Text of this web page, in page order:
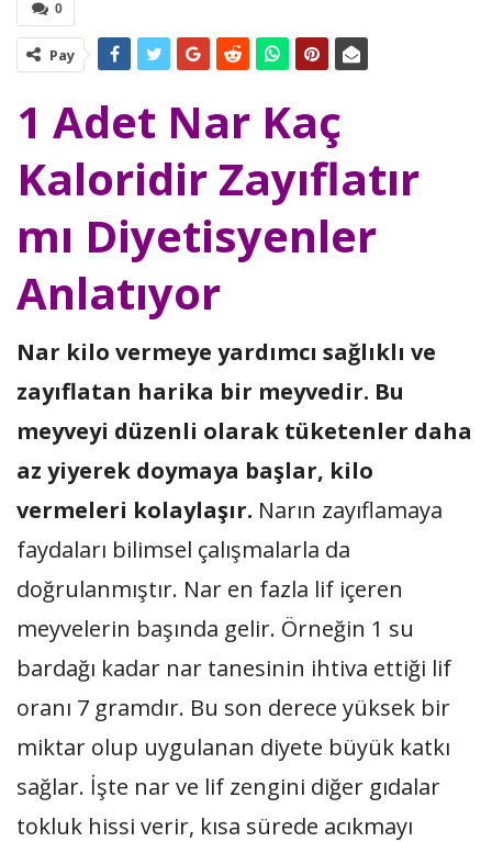
0
Pay
1 Adet Nar Kaç
Kaloridir Zayıflatır
mı Diyetisyenler
Anlatıyor
Nar kilo vermeye yardımcı sağlıklı ve
zayıflatan harika bir meyvedir. Bu
meyveyi düzenli olarak tüketenler daha
az yiyerek doymaya başlar, kilo
vermeleri kolaylaşır. Narın zayıflamaya
faydaları bilimsel çalışmalarla da
doğrulanmıştır. Nar en fazla lif içeren
meyvelerin başında gelir. Örneğin 1 su
bardağı kadar nar tanesinin ihtiva ettiği lif
oranı 7 gramdır. Bu son derece yüksek bir
miktar olup uygulanan diyete büyük katkı
sağlar. İşte nar ve lif zengini diğer gıdalar
tokluk hissi verir, kısa sürede acıkmayı